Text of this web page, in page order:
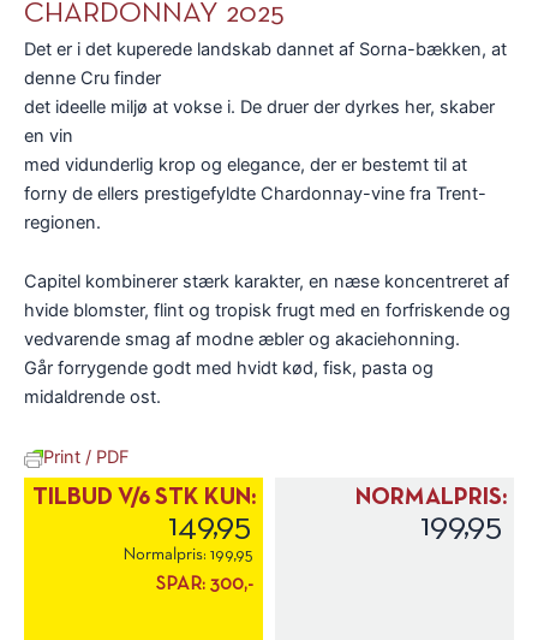
CHARDONNAY 2025
Det er i det kuperede landskab dannet af Sorna-bækken, at
denne Cru finder
det ideelle miljø at vokse i. De druer der dyrkes her, skaber
en vin
med vidunderlig krop og elegance, der er bestemt til at
forny de ellers prestigefyldte Chardonnay-vine fra Trent-
regionen.
Capitel kombinerer stærk karakter, en næse koncentreret af
hvide blomster, flint og tropisk frugt med en forfriskende og
vedvarende smag af modne æbler og akaciehonning.
Går forrygende godt med hvidt kød, fisk, pasta og
midaldrende ost.
Print / PDF
TILBUD V/6 STK KUN:
149,95
Normalpris: 199,95
SPAR: 300,-
NORMALPRIS:
199,95